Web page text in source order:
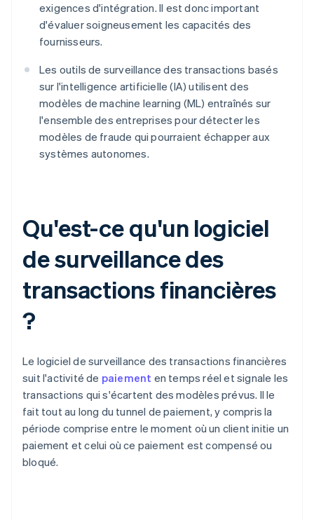
exigences d'intégration. Il est donc important
d'évaluer soigneusement les capacités des
fournisseurs.
Les outils de surveillance des transactions basés
sur l'intelligence artificielle (IA) utilisent des
modèles de machine learning (ML) entraînés sur
l'ensemble des entreprises pour détecter les
modèles de fraude qui pourraient échapper aux
systèmes autonomes.
Qu'est-ce qu'un logiciel
de surveillance des
transactions financières
?
Le logiciel de surveillance des transactions financières
suit l'activité de paiement en temps réel et signale les
transactions qui s'écartent des modèles prévus. Il le
fait tout au long du tunnel de paiement, y compris la
période comprise entre le moment où un client initie un
paiement et celui où ce paiement est compensé ou
bloqué.